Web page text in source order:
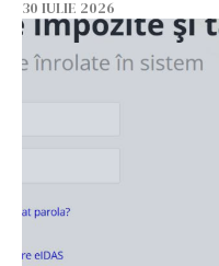
30 IULIE 2026